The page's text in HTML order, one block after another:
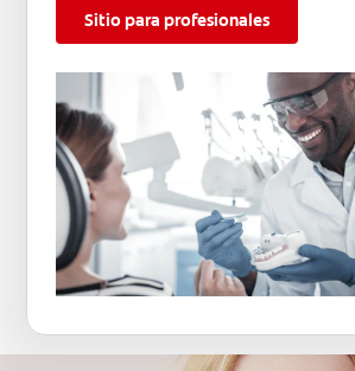
Sitio para profesionales